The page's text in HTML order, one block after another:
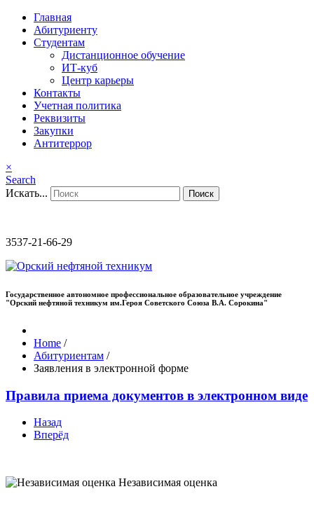
Главная
Абитуриенту
Студентам
Дистанционное обучение
ИТ-куб
Центр карьеры
Контакты
Учетная политика
Реквизиты
Закупки
Антитеррор
×
Search
Искать...
Поиск
3537-21-66-29
Государственное автономное профессиональное образовательное учреждение
"Орский нефтяной техникум им.Героя Советского Союза В.А. Сорокина"
Home /
Абитуриентам /
Заявления в электронной форме
Правила приема документов в электронном виде
Назад
Вперёд
Независимая оценка